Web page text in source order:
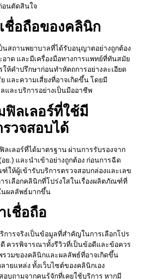
อนตัดสินใจ
ชื่อถือของคลินิก
นสถานพยาบาลที่ได้รับอนุญาตอย่างถูกต้อง
อาด และมีเครื่องมือทางการแพทย์ที่ทันสมัย
ห้คำปรึกษาก่อนทำหัตถการอย่างละเอียด
และความเสี่ยงที่อาจเกิดขึ้น โดยมี
และบริการอย่างเป็นมืออาชีพ
ฟิลเลอร์ที่ใช้มี
วจสอบได้
เลอร์ที่ได้มาตรฐาน ผ่านการรับรองจาก
ย.) และนำเข้าอย่างถูกต้อง ก่อนการฉีด
ให้ผู้เข้ารับบริการตรวจสอบกล่องและเลข
รเลือกคลินิกที่โปร่งใสในเรื่องผลิตภัณฑ์ที่
ผลลัพธ์มากขึ้น
เชื่อถือ
การจริงเป็นข้อมูลที่สำคัญในการเลือกโปร
ควรพิจารณาทั้งรีวิวที่เป็นข้อดีและข้อควร
รวมของคลินิกและผลลัพธ์ที่อาจเกิดขึ้น
ายแหล่ง ทั้งเว็บไซต์ของคลินิกเอง
บถามจากคนรู้จักที่เคยใช้บริการ หากมี